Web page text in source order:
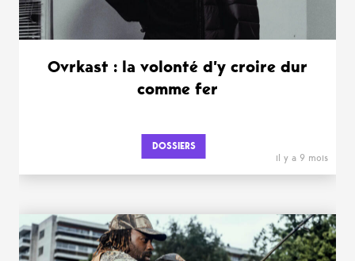
Ovrkast : la volonté d’y croire dur
comme fer
DOSSIERS
il y a 9 mois